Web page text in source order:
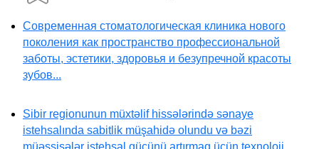
Современная стоматологическая клиника нового
поколения как пространство профессиональной
заботы, эстетики, здоровья и безупречной красоты
зубов...
Sibir regionunun müxtəlif hissələrində sənaye
istehsalında sabitlik müşahidə olundu və bəzi
müəssisələr istehsal gücünü artırmaq üçün texnoloji